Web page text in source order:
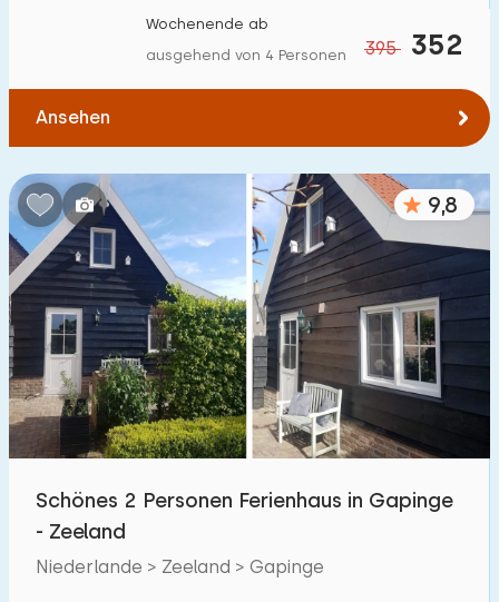
395 352
Wochenende ab
ausgehend von 4 Personen
Ansehen
9,8
Schönes 2 Personen Ferienhaus in Gapinge
- Zeeland
Niederlande > Zeeland > Gapinge